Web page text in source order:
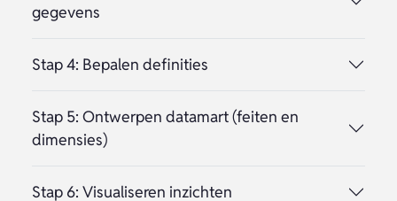
gegevens
Stap 4: Bepalen definities
Stap 5: Ontwerpen datamart (feiten en
dimensies)
Stap 6: Visualiseren inzichten